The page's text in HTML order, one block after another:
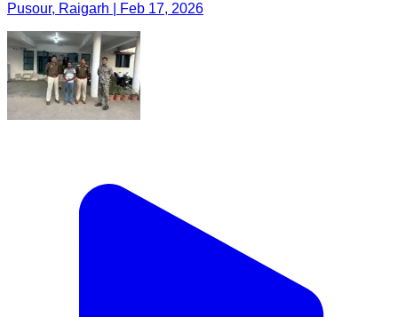
Pusour, Raigarh | Feb 17, 2026